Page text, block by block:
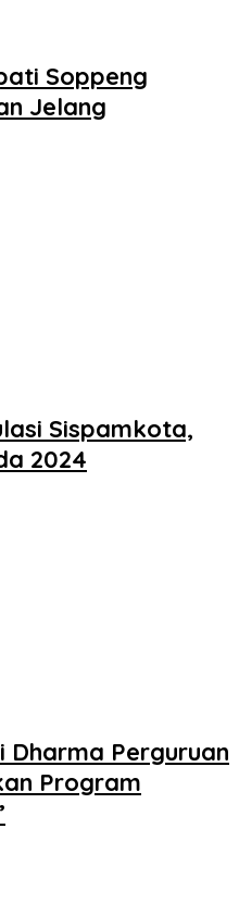
Soppeng
Jelang
Sispamkota,
2024
Dharma Perguruan
Program